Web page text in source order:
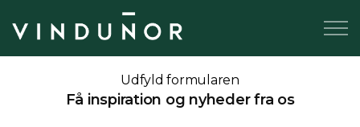
Udfyld formularen
Få inspiration og nyheder fra os